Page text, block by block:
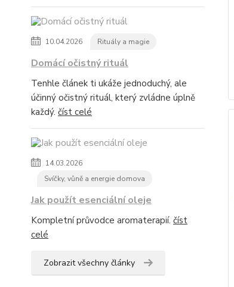
10.04.2026 Rituály a magie
Domácí očistný rituál
Tenhle článek ti ukáže jednoduchý, ale
účinný očistný rituál, který zvládne úplně
každý. číst celé
14.03.2026
Svíčky, vůně a energie domova
Jak použít esenciální oleje
Kompletní průvodce aromaterapií. číst
celé
Zobrazit všechny články